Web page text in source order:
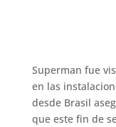
Superman fue
en las
desde Brasil
que este fin de